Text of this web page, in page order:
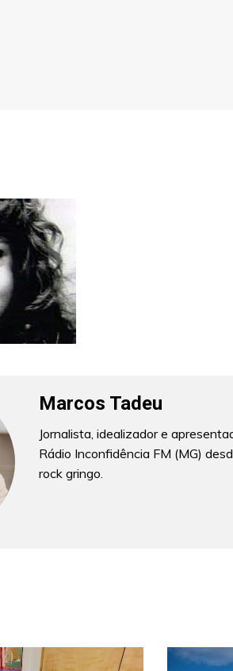
Marcos Tadeu
Jornalista, idealizador e
Rádio Inconfidência FM (MG)
rock gringo.